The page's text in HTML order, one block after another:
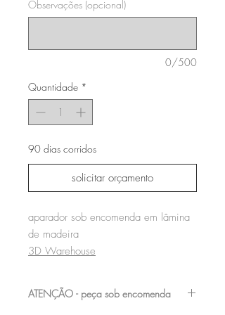
Observações (opcional)
0/500
Quantidade *
90 dias corridos
solicitar orçamento
aparador sob encomenda em lâmina
de madeira
3D Warehouse
ATENÇÃO - peça sob encomenda